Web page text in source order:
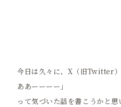
今日は久々に、X（旧Twitter
ああーーーー」
って気づいた話を書こうかと思